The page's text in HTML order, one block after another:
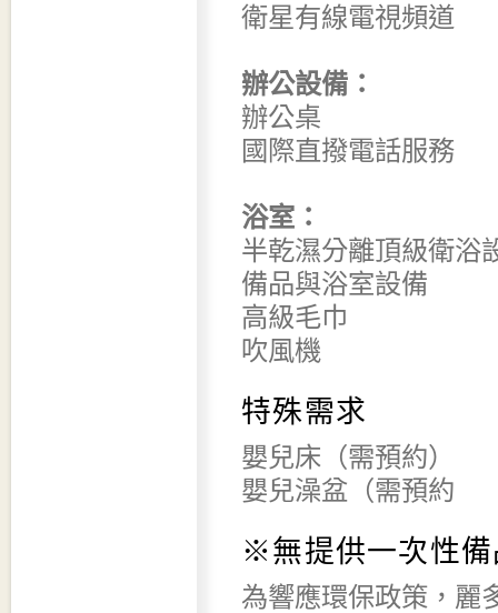
衛星有線電視頻道
辦公設備：
辦公桌
國際直撥電話服務
浴室：
半乾濕分離頂級衛浴
備品與浴室設備
高級毛巾
吹風機
特殊需求
嬰兒床（需預約）
嬰兒澡盆（需預約
※無提供一次性備
為響應環保政策，麗